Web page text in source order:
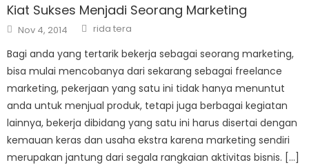
Kiat Sukses Menjadi Seorang Marketing
Posted
on
Nov 4, 2014 Author
rida tera
Bagi anda yang tertarik bekerja sebagai seorang marketing,
bisa mulai mencobanya dari sekarang sebagai freelance
marketing, pekerjaan yang satu ini tidak hanya menuntut
anda untuk menjual produk, tetapi juga berbagai kegiatan
lainnya, bekerja dibidang yang satu ini harus disertai dengan
kemauan keras dan usaha ekstra karena marketing sendiri
merupakan jantung dari segala rangkaian aktivitas bisnis. […]